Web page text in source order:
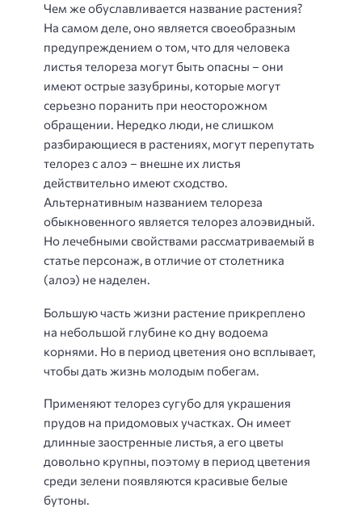
Чем же обуславливается название растения?
На самом деле, оно является своеобразным
предупреждением о том, что для человека
листья телореза могут быть опасны – они
имеют острые зазубрины, которые могут
серьезно поранить при неосторожном
обращении. Нередко люди, не слишком
разбирающиеся в растениях, могут перепутать
телорез с алоэ – внешне их листья
действительно имеют сходство.
Альтернативным названием телореза
обыкновенного является телорез алоэвидный.
Но лечебными свойствами рассматриваемый в
статье персонаж, в отличие от столетника
(алоэ) не наделен.
Большую часть жизни растение прикреплено
на небольшой глубине ко дну водоема
корнями. Но в период цветения оно всплывает,
чтобы дать жизнь молодым побегам.
Применяют телорез сугубо для украшения
прудов на придомовых участках. Он имеет
длинные заостренные листья, а его цветы
довольно крупны, поэтому в период цветения
среди зелени появляются красивые белые
бутоны.